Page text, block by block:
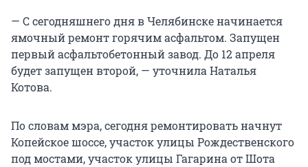
— С сегодняшнего дня в Челябинске начинается
ямочный ремонт горячим асфальтом. Запущен
первый асфальтобетонный завод. До 12 апреля
будет запущен второй, — уточнила Наталья
Котова.
По словам мэра, сегодня ремонтировать начнут
Копейское шоссе, участок улицы Рождественского
под мостами, участок улицы Гагарина от Шота